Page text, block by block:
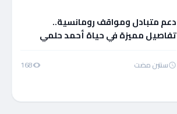
دعم متبادل ومواقف رومانسية..
تفاصيل مميزة في حياة أحمد حلمي
سنتين مضت 168